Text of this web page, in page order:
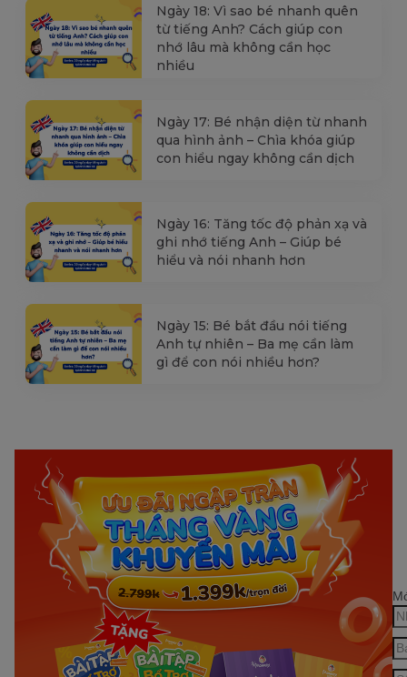
Ngày 18: Vì sao bé nhanh quên
từ tiếng Anh? Cách giúp con
nhớ lâu mà không cần học
nhiều
Ngày 17: Bé nhận diện từ nhanh
qua hình ảnh – Chìa khóa giúp
con hiểu ngay không cần dịch
Ngày 16: Tăng tốc độ phản xạ và
ghi nhớ tiếng Anh – Giúp bé
hiểu và nói nhanh hơn
Ngày 15: Bé bắt đầu nói tiếng
Anh tự nhiên – Ba mẹ cần làm
gì để con nói nhiều hơn?